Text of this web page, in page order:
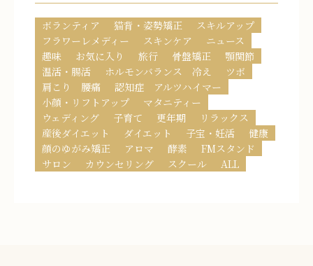
ボランティア 猫背・姿勢矯正
スキルアップ
フラワーレメディー
スキンケア
ニュース
趣味
お気に入り 旅行 骨盤矯正
顎関節
温活・腸活
ホルモンバランス 冷え
ツボ
肩こり 腰痛
認知症 アルツハイマー
小顔・リフトアップ
マタニティー
ウェディング
子育て 更年期
リラックス
産後ダイエット
ダイエット 子宝・妊活
健康
顔のゆがみ矯正
アロマ 酵素
FMスタンド
サロン
カウンセリング スクール ALL